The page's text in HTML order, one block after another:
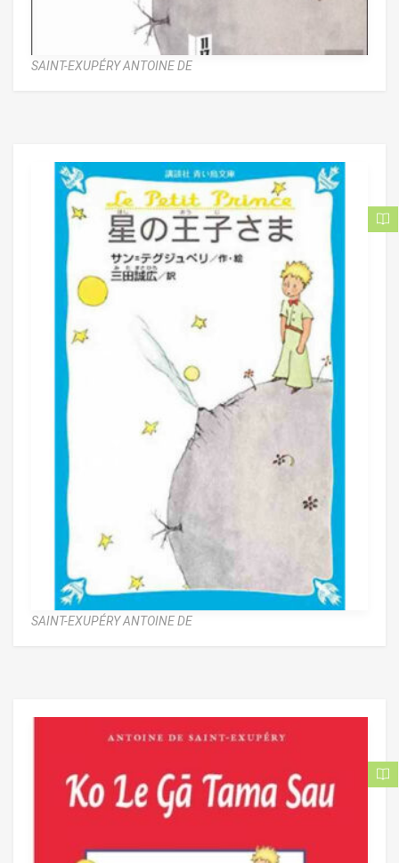
SAINT-EXUPÉRY ANTOINE DE
SAINT-EXUPÉRY ANTOINE DE